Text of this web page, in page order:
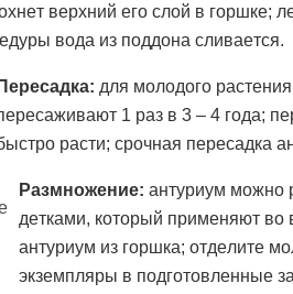
верхний его слой в горшке;
вода из поддона сливается.
Пересадка: для молодого
1 раз в 3 – 4 года;
расти; срочная пересадка
Размножение: антуриум можно
детками, который применяют во
антуриум из горшка; отделите
экземпляры в подготовленные